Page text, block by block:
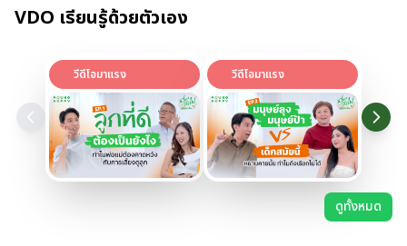
VDO เรียนรู้ด้วยตัวเอง
วีดีโอมาแรง วีดีโอมาแรง
ดูทั้งหมด